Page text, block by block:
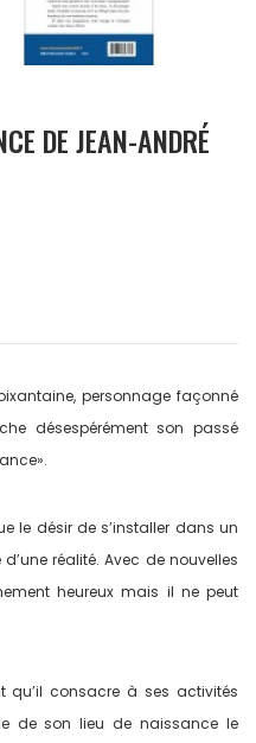
DE JEAN-ANDRÉ
personnage façonné
désespérément son passé
le désir de s’installer dans un
réalité. Avec de nouvelles
heureux mais il ne peut
qu’il consacre à ses activités
de son lieu de naissance le